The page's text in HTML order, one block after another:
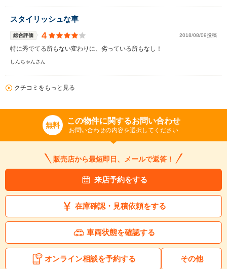
スタイリッシュな車
総合評価 4 2018/08/09投稿
特に秀でてる所もない変わりに、劣っている所もなし！
しんちゃんさん
クチコミをもっと見る
無料 この物件に関するお問い合わせ
お問い合わせの内容を選択してください
販売店から最短即日、メールで返答！
来店予約をする
在庫確認・見積依頼をする
車両状態を確認する
オンライン相談を予約する その他